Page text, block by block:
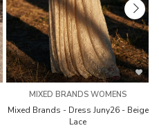
MIXED BRANDS WOMENS
Mixed Brands - Dress Juny26 - Beige
Lace